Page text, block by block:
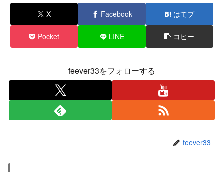
X Facebook はてブ
Pocket LINE コピー
feever33をフォローする
feever33